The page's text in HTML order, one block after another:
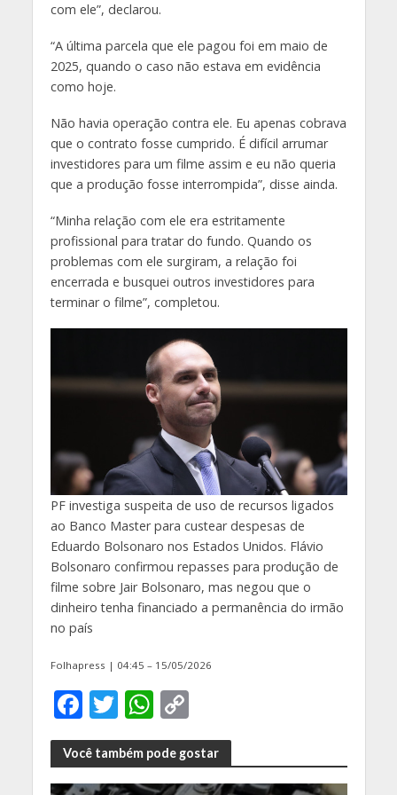
com ele”, declarou.
“A última parcela que ele pagou foi em maio de
2025, quando o caso não estava em evidência
como hoje.
Não havia operação contra ele. Eu apenas cobrava
que o contrato fosse cumprido. É difícil arrumar
investidores para um filme assim e eu não queria
que a produção fosse interrompida”, disse ainda.
“Minha relação com ele era estritamente
profissional para tratar do fundo. Quando os
problemas com ele surgiram, a relação foi
encerrada e busquei outros investidores para
terminar o filme”, completou.
PF investiga suspeita de uso de recursos ligados
ao Banco Master para custear despesas de
Eduardo Bolsonaro nos Estados Unidos. Flávio
Bolsonaro confirmou repasses para produção de
filme sobre Jair Bolsonaro, mas negou que o
dinheiro tenha financiado a permanência do irmão
no país
Folhapress | 04:45 – 15/05/2026
F
ac
e
T
w
itt
W
h
at
C
o
p
Você também pode gostar